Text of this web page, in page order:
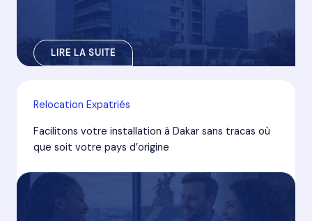
LIRE LA SUITE
Relocation Expatriés
Facilitons votre installation à Dakar sans tracas où
que soit votre pays d’origine